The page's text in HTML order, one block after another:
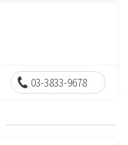
03-3833-9678